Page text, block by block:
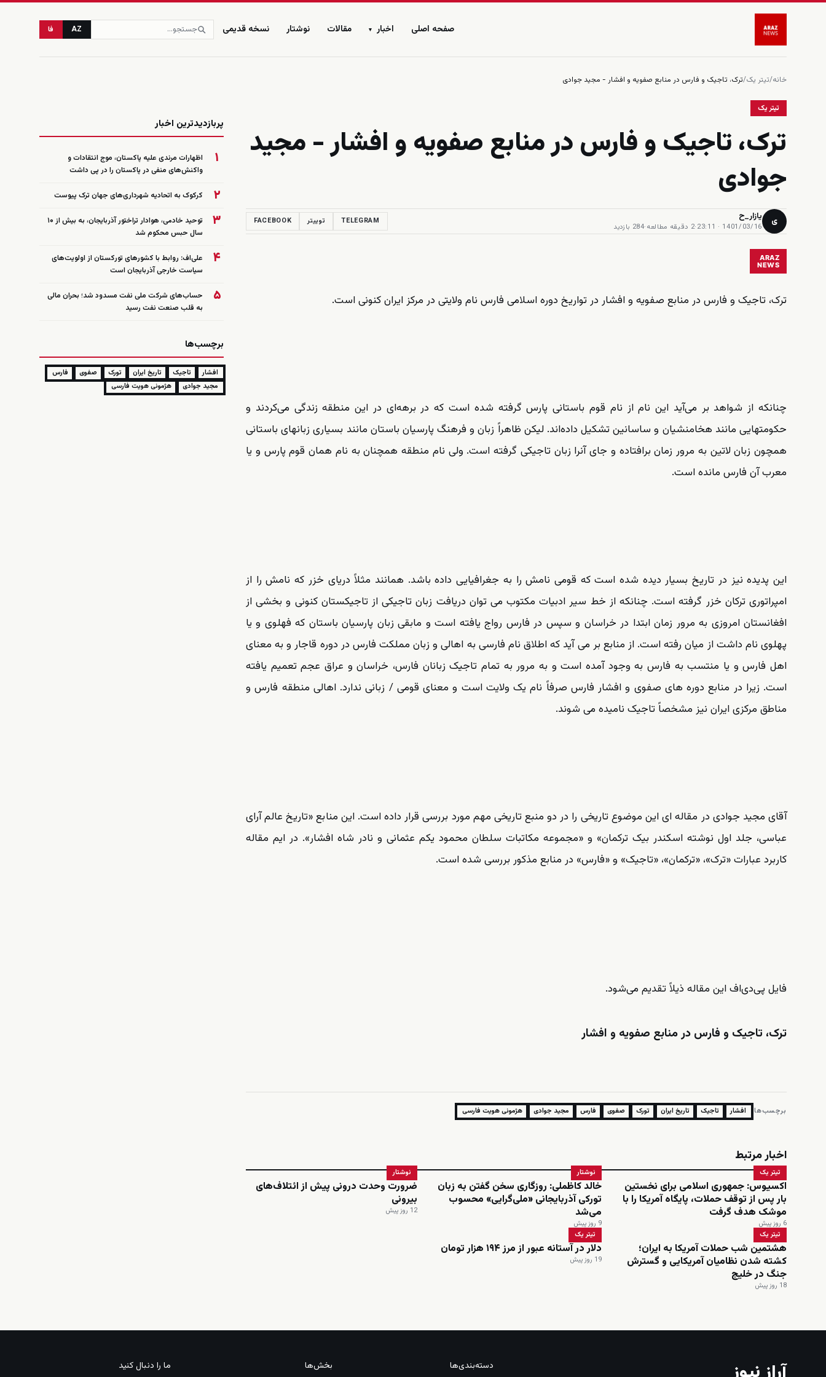
صفحه اصلی اخبار ▾ مقالات نوشتار نسخه قدیمی AZ فا
خانه/تیتر یک/ترک، تاجیک و فارس در منابع صفویه و افشار - مجید جوادی
تیتر یک
ترک، تاجیک و فارس در منابع صفویه و افشار - مجید
جوادی
ی یازار_ح
1401/03/16 · 23:11
·2 دقیقه مطالعه ·284 بازدید
TELEGRAM توییتر FACEBOOK
ARAZ
NEWS
ترک، تاجیک و فارس در منابع صفویه و افشار در تواریخ دوره اسلامی فارس نام ولایتی در مرکز ایران کنونی است.
چنانکه از شواهد بر می‌آید این نام از نام قوم باستانی پارس گرفته شده است که در برهه‌ای در این منطقه زندگی می‌کردند و
حکومتهایی مانند هخامنشیان و ساسانین تشکیل داده‌اند. لیکن ظاهراً زبان و فرهنگ پارسیان باستان مانند بسیاری زبانهای باستانی
همچون زبان لاتین به مرور زمان برافتاده و جای آنرا زبان تاجیکی گرفته است. ولی نام منطقه همچنان به نام همان قوم پارس و یا
معرب آن فارس مانده است.
این پدیده نیز در تاریخ بسیار دیده شده است که قومی نامش را به جغرافیایی داده باشد. همانند مثلاً دریای خزر که نامش را از
امپراتوری ترکان خزر گرفته است. چنانکه از خط سیر ادبیات مکتوب می توان دریافت زبان تاجیکی از تاجیکستان کنونی و بخشی از
افغانستان امروزی به مرور زمان ابتدا در خراسان و سپس در فارس رواج یافته است و مابقی زبان پارسیان باستان که فهلوی و یا
پهلوی نام داشت از میان رفته است. از منابع بر می آید که اطلاق نام فارسی به اهالی و زبان مملکت فارس در دوره قاجار و به معنای
اهل فارس و یا منتسب به فارس به وجود آمده است و به مرور به تمام تاجیک زبانان فارس، خراسان و عراق عجم تعمیم یافته
است. زیرا در منابع دوره های صفوی و افشار فارس صرفاً نام یک ولایت است و معنای قومی / زبانی ندارد. اهالی منطقه فارس و
مناطق مرکزی ایران نیز مشخصاً تاجیک نامیده می شوند.
آقای مجید جوادی در مقاله ای این موضوع تاریخی را در دو منبع تاریخی مهم مورد بررسی قرار داده است. این منابع «تاریخ عالم آرای
عباسی، جلد اول نوشته اسکندر بیک ترکمان» و «مجموعه مکاتبات سلطان محمود یکم عثمانی و نادر شاه افشار». در ایم مقاله
کاربرد عبارات «ترک»، «ترکمان»، «تاجیک» و «فارس» در منابع مذکور بررسی شده است.
فایل پی‌دی‌اف این مقاله ذیلاً تقدیم می‌شود.
ترک، تاجیک و فارس در منابع صفویه و افشار
برچسب‌ها: افشار تاجیک تاریخ ایران تورک صفوی فارس مجید جوادی هژمونی هویت فارسی
اخبار مرتبط
تیتر یک
اکسیوس: جمهوری اسلامی برای نخستین
بار پس از توقف حملات، پایگاه آمریکا را با
موشک هدف گرفت
6 روز پیش
نوشتار
خالد کاظملی: روزگاری سخن گفتن به زبان
تورکی آذربایجانی «ملی‌گرایی» محسوب
می‌شد
9 روز پیش
نوشتار
ضرورت وحدت درونی پیش از ائتلاف‌های
بیرونی
12 روز پیش
تیتر یک
هشتمین شب حملات آمریکا به ایران؛
کشته شدن نظامیان آمریکایی و گسترش
جنگ در خلیج
18 روز پیش
تیتر یک
دلار در آستانه عبور از مرز ۱۹۴ هزار تومان
19 روز پیش
پربازدیدترین اخبار
۱
اظهارات مرندی علیه پاکستان، موج انتقادات و
واکنش‌های منفی در پاکستان را در پی داشت
۲ کرکوک به اتحادیه شهرداری‌های جهان ترک پیوست
۳
توحید خادمی، هوادار تراختور آذربایجان، به بیش از ۱۰
سال حبس محکوم شد
۴
علی‌اف: روابط با کشورهای تورکستان از اولویت‌های
سیاست خارجی آذربایجان است
۵
حساب‌های شرکت ملی نفت مسدود شد؛ بحران مالی
به قلب صنعت نفت رسید
برچسب‌ها
افشار تاجیک تاریخ ایران تورک صفوی
فارس
مجید جوادی
هژمونی هویت فارسی
دسته‌بندی‌ها بخش‌ها ما را دنبال کنید